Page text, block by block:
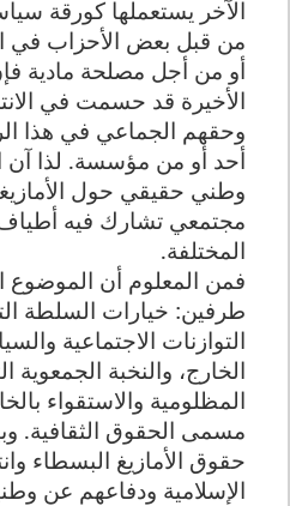
الآخر يستعملها كورقة
من قبل بعض الأحزاب في
أو من أجل مصلحة مادية
الأخيرة قد حسمت في
وحقهم الجماعي في هذا
أحد أو من مؤسسة. لذا آن
وطني حقيقي حول
مجتمعي تشارك فيه أطياف
المختلفة.
فمن المعلوم أن الموضوع
طرفين: خيارات السلطة
التوازنات الاجتماعية
الخارج، والنخبة
المظلومية والاستقواء
مسمى الحقوق الثقافية.
حقوق الأمازيغ البسطاء
الإسلامية ودفاعهم عن